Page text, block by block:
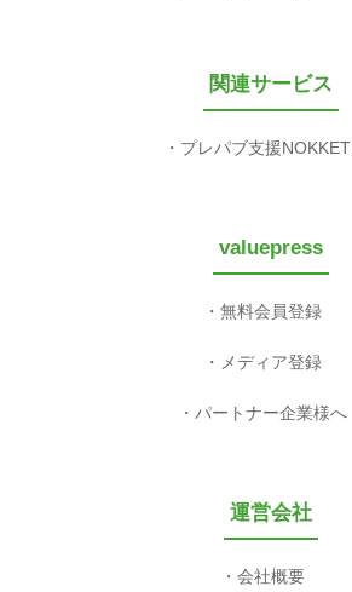
関連サービス
プレパブ支援
valuepress
無料会員登録
メディア登録
パートナー企業様へ
運営会社
会社概要